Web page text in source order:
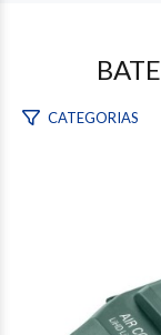
CATEGORIAS